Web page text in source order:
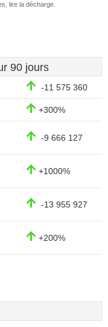
lire la décharge.
90 jours
-11 575 360
+300%
-9 666 127
+1000%
-13 955 927
+200%